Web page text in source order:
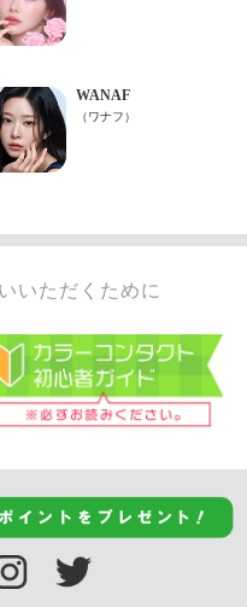
いただくために